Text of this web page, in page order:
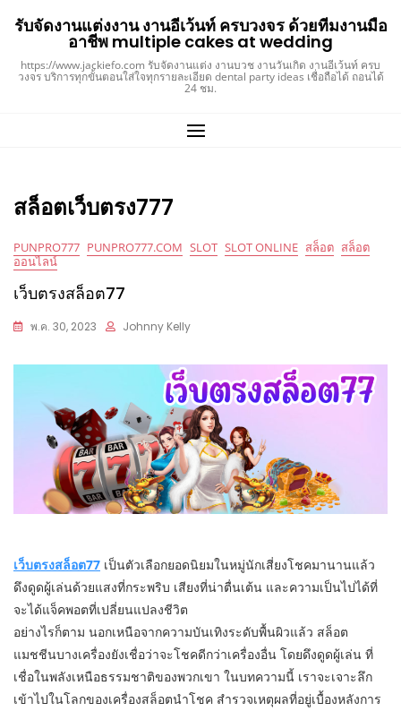
รับจัดงานแต่งงาน งานอีเว้นท์ ครบวงจร ด้วยทีมงานมือ
อาชีพ multiple cakes at wedding
https://www.jackiefo.com รับจัดงานแต่ง งานบวช งานวันเกิด งานอีเว้นท์ ครบ
วงจร บริการทุกขั้นตอนใส่ใจทุกรายละเอียด dental party ideas เชื่อถือได้ ถอนได้
24 ชม.
สล็อตเว็บตรง777
PUNPRO777 PUNPRO777.COM SLOT SLOT ONLINE สล็อต สล็อต
ออนไลน์
เว็บตรงสล็อต77
พ.ค. 30, 2023 Johnny Kelly
เว็บตรงสล็อต77 เป็นตัวเลือกยอดนิยมในหมู่นักเสี่ยงโชคมานานแล้ว
ดึงดูดผู้เล่นด้วยแสงที่กระพริบ เสียงที่น่าตื่นเต้น และความเป็นไปได้ที่
จะได้แจ็คพอตที่เปลี่ยนแปลงชีวิต
อย่างไรก็ตาม นอกเหนือจากความบันเทิงระดับพื้นผิวแล้ว สล็อต
แมชชีนบางเครื่องยังเชื่อว่าจะโชคดีกว่าเครื่องอื่น โดยดึงดูดผู้เล่น ที่
เชื่อในพลังเหนือธรรมชาติของพวกเขา ในบทความนี้ เราจะเจาะลึก
เข้าไปในโลกของเครื่องสล็อตนำโชค สำรวจเหตุผลที่อยู่เบื้องหลังการ